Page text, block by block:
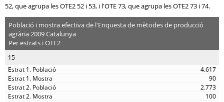
52, que agrupa les OTE2 52 i 53, i l'OTE 73, que agrupa les OTE2 73 i 74.
Població i mostra efectiva de l'Enquesta de mètodes de producció
agrària 2009 Catalunya
Per estrats i OTE2
15
4.617
90
2.773
100